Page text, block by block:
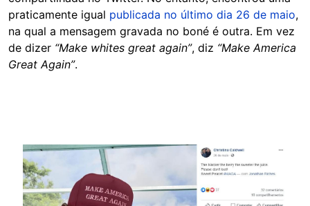
praticamente igual publicada no último dia 26 de maio,
na qual a mensagem gravada no boné é outra. Em vez
de dizer “Make whites great again”, diz “Make America
Great Again”.
Image